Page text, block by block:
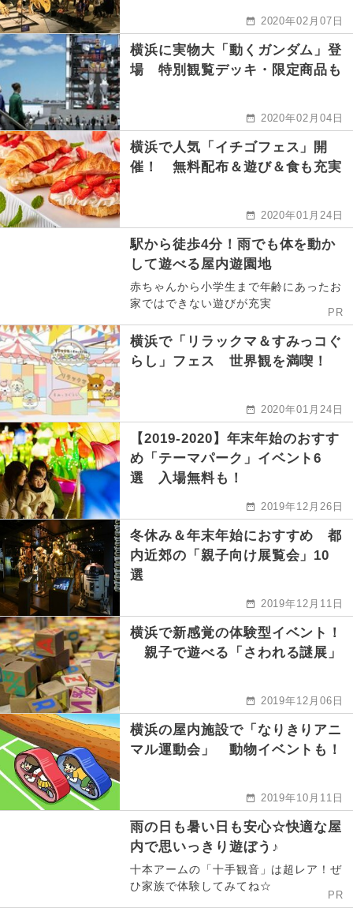
2020年02月07日
横浜に実物大「動くガンダム」登
場 特別観覧デッキ・限定商品も
2020年02月04日
横浜で人気「イチゴフェス」開
催！ 無料配布＆遊び＆食も充実
2020年01月24日
駅から徒歩4分！雨でも体を動か
して遊べる屋内遊園地
赤ちゃんから小学生まで年齢にあったお
家ではできない遊びが充実
PR
横浜で「リラックマ＆すみっコぐ
らし」フェス 世界観を満喫！
2020年01月24日
【2019-2020】年末年始のおすす
め「テーマパーク」イベント6
選 入場無料も！
2019年12月26日
冬休み＆年末年始におすすめ 都
内近郊の「親子向け展覧会」10
選
2019年12月11日
横浜で新感覚の体験型イベント！
親子で遊べる「さわれる謎展」
2019年12月06日
横浜の屋内施設で「なりきりアニ
マル運動会」 動物イベントも！
2019年10月11日
雨の日も暑い日も安心☆快適な屋
内で思いっきり遊ぼう♪
十本アームの「十手観音」は超レア！ぜ
ひ家族で体験してみてね☆
PR